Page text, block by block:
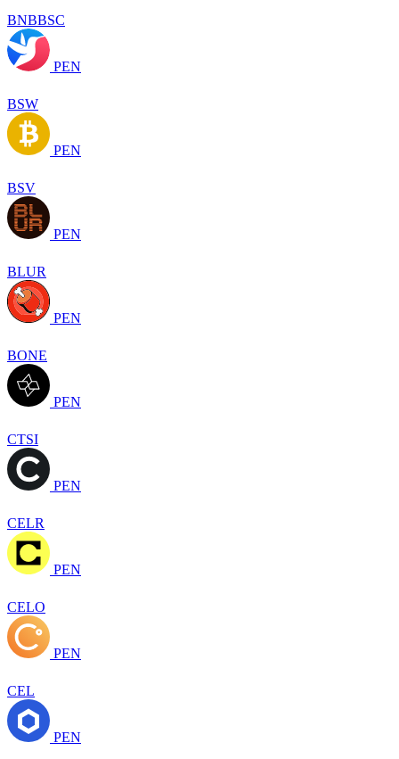
BNBBSC
PEN
BSW
PEN
BSV
PEN
BLUR
PEN
BONE
PEN
CTSI
PEN
CELR
PEN
CELO
PEN
CEL
PEN